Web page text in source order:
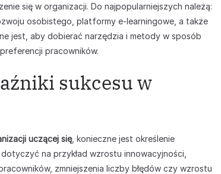
się w organizacji. Do najpopularniejszych należą:
osobistego, platformy e-learningowe, a także
jest, aby dobierać narzędzia i metody w sposób
pracowników.
sukcesu w
uczącej się, konieczne jest określenie
na przykład wzrostu innowacyjności,
zmniejszenia liczby błędów czy wzrostu